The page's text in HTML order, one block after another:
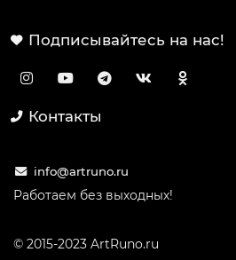
Подписывайтесь на нас!
Контакты
info@artruno.ru
Работаем без выходных!
© 2015-2023 ArtRuno.ru